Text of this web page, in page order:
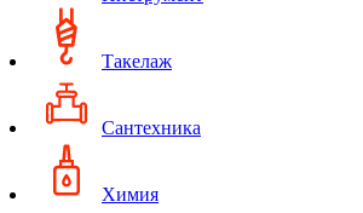
Такелаж
Сантехника
Химия